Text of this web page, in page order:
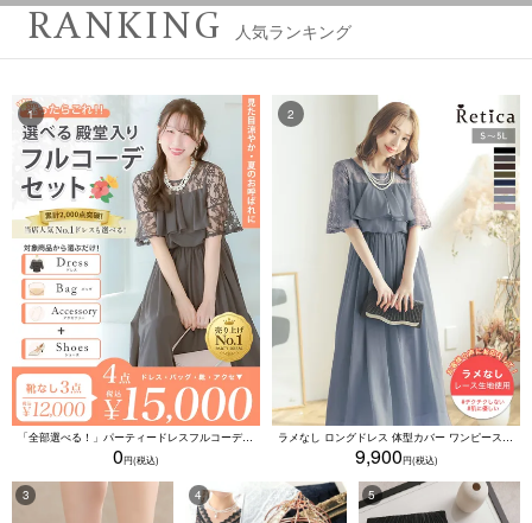
RANKING 人気ランキング
「全部選べる！」パーティードレスフルコーデセット (ドレス1点＋バッグ1点＋アクセ1点+靴1足/4点15000円(税込)/靴なしで12000円(税込))
0
ラメなし ロングドレス 体型カバー ワンピース 敏感肌対応 結婚式 二次会 お呼ばれ 大人 上品 (Sサイズ～5Lサイズ)
9,900